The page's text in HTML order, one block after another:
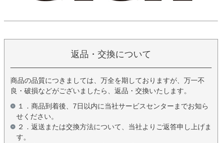
返品・交換について
商品の品質につきましては、万全を期しておりますが、万一不
良・破損などがございましたら、返品・交換いたします。
１．商品到着後、7日以内に当社サービスセンターまでお知ら
せください。
２．返送または交換方法について、当社よりご返答申し上げま
す。